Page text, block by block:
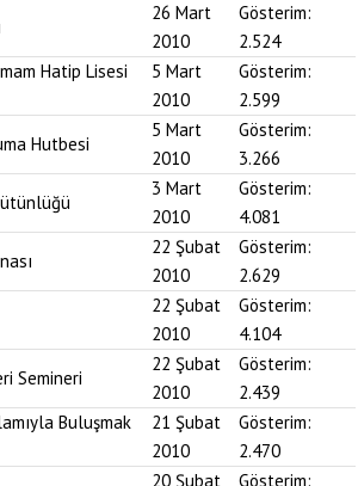
26 Mart
2010
Gösterim:
2.524
Hatip Lisesi
5 Mart
2010
Gösterim:
2.599
Hutbesi
5 Mart
2010
Gösterim:
3.266
3 Mart
2010
Gösterim:
4.081
22 Şubat
2010
Gösterim:
2.629
22 Şubat
2010
Gösterim:
4.104
Semineri
22 Şubat
2010
Gösterim:
2.439
Buluşmak
21 Şubat
2010
Gösterim:
2.470
20 Şubat
Gösterim: